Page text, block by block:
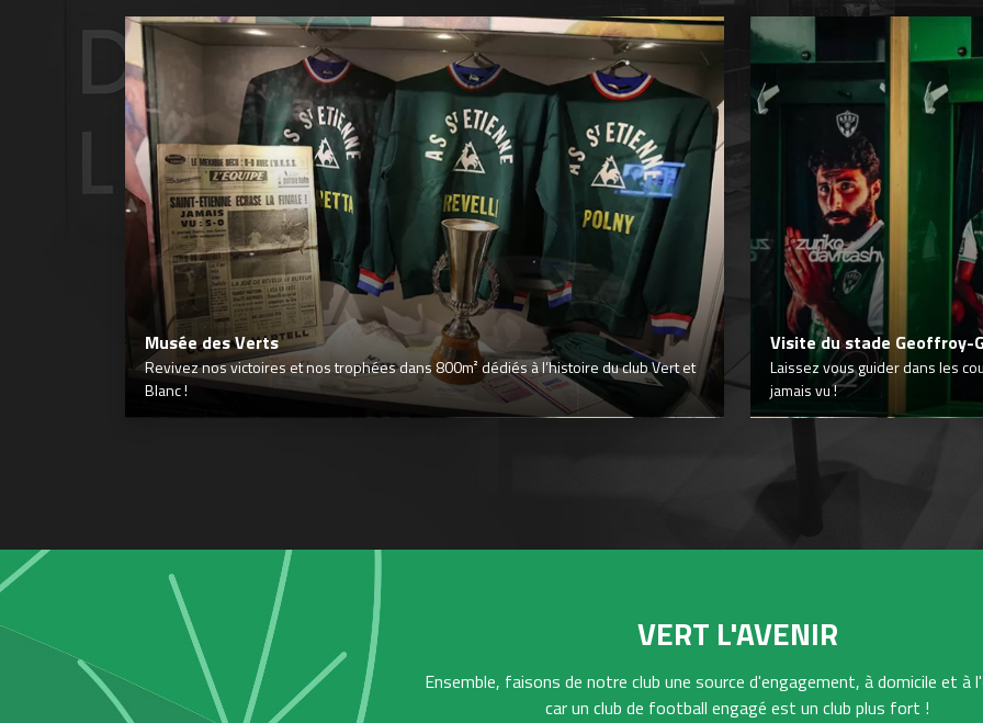
Musée des Verts
Revivez nos victoires et nos trophées dans 800m² dédiés à l’histoire du club Vert et
Blanc !
Visite du stade Geoffroy-
Laissez vous guider dans les
jamais vu !
VERT L'AVENIR
Ensemble, faisons de notre club une source d'engagement, à domicile et à
car un club de football engagé est un club plus fort !